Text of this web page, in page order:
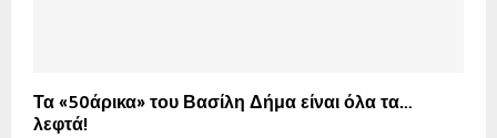
Τα «50άρικα» του Βασίλη Δήμα είναι όλα τα…
λεφτά!